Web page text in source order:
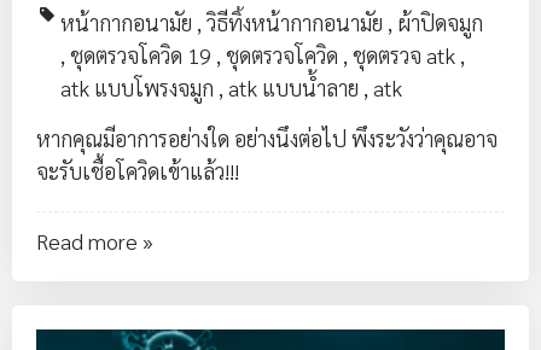
หน้ากากอนามัย , วิธีทิ้งหน้ากากอนามัย , ผ้าปิดจมูก
, ชุดตรวจโควิด 19 , ชุดตรวจโควิด , ชุดตรวจ atk ,
atk แบบโพรงจมูก , atk แบบน้ำลาย , atk
หากคุณมีอาการอย่างใด อย่างนึงต่อไป พึงระวังว่าคุณอาจ
จะรับเชื้อโควิดเข้าแล้ว!!!
Read more »